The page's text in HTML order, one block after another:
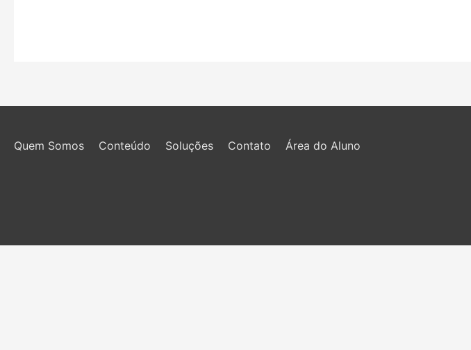
Quem Somos Conteúdo Soluções Contato Área do Aluno